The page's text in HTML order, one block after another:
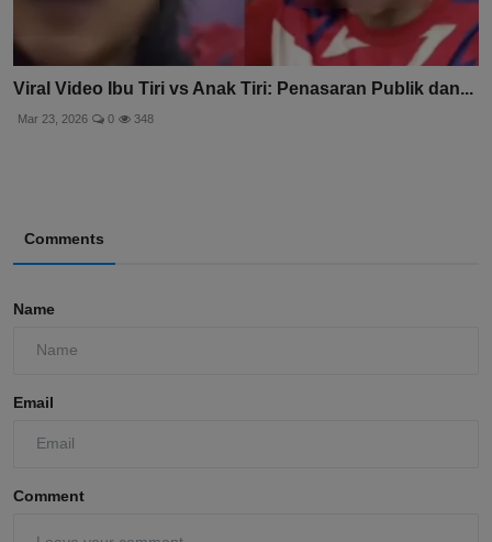
Viral Video Ibu Tiri vs Anak Tiri: Penasaran Publik dan...
Mar 23, 2026 0 348
Comments
Name
Email
Comment